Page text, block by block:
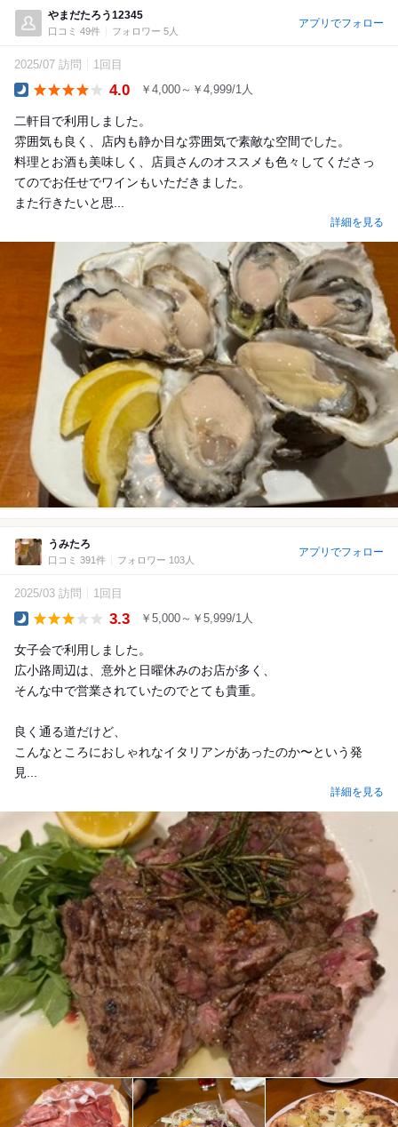
やまだたろう12345
口コミ 49件 フォロワー 5人
アプリでフォロー
2025/07 訪問 1回目
4.0 ￥4,000～￥4,999/1人
二軒目で利用しました。
雰囲気も良く、店内も静か目な雰囲気で素敵な空間でした。
料理とお酒も美味しく、店員さんのオススメも色々してくださっ
てのでお任せでワインもいただきました。
また行きたいと思...
詳細を見る
うみたろ
口コミ 391件 フォロワー 103人
アプリでフォロー
2025/03 訪問 1回目
3.3 ￥5,000～￥5,999/1人
女子会で利用しました。
広小路周辺は、意外と日曜休みのお店が多く、
そんな中で営業されていたのでとても貴重。
良く通る道だけど、
こんなところにおしゃれなイタリアンがあったのか〜という発
見...
詳細を見る